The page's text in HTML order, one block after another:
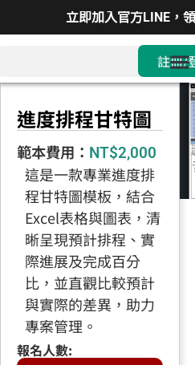
立即加入官方LINE，
註冊/
進度排程甘特圖
範本費用： NT$2,000
這是一款專業進度排
程甘特圖模板，結合
Excel表格與圖表，清
晰呈現預計排程、實
際進展及完成百分
比，並直觀比較預計
與實際的差異，助力
專案管理。